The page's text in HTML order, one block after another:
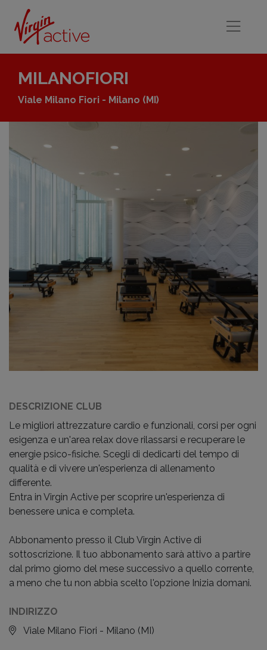
MILANOFIORI
Viale Milano Fiori - Milano (MI)
DESCRIZIONE CLUB
Le migliori attrezzature cardio e funzionali, corsi per ogni
esigenza e un'area relax dove rilassarsi e recuperare le
energie psico-fisiche. Scegli di dedicarti del tempo di
qualità e di vivere un'esperienza di allenamento
differente.
Entra in Virgin Active per scoprire un'esperienza di
benessere unica e completa.
Abbonamento presso il Club Virgin Active di
sottoscrizione. Il tuo abbonamento sarà attivo a partire
dal primo giorno del mese successivo a quello corrente,
a meno che tu non abbia scelto l'opzione Inizia domani.
INDIRIZZO
Viale Milano Fiori - Milano (MI)